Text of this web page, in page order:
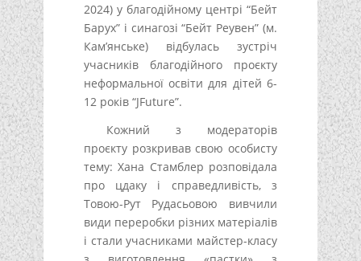
2024) у благодійному центрі “Бейт
Барух” і синагозі “Бейт Реувен” (м.
Кам’янське) відбулась зустріч
учасників благодійного проєкту
неформальної освіти для дітей 6-
12 років “JFuture”.
Кожний з модераторів
проєкту розкривав свою особисту
тему: Хана Стамблер розповідала
про цдаку і справедливість, з
Товою-Рут Рудасьовою вивчили
види переробки різних матеріалів
і стали учасниками майстер-класу